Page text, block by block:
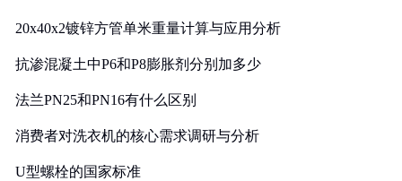
20x40x2镀锌方管单米重量计算与应用分析
抗渗混凝土中P6和P8膨胀剂分别加多少
法兰PN25和PN16有什么区别
消费者对洗衣机的核心需求调研与分析
U型螺栓的国家标准